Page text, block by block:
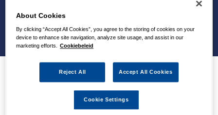
Schadeherstel en
autoreparatie
About Cookies
By clicking “Accept All Cookies”, you agree to the storing of cookies on your
device to enhance site navigation, analyze site usage, and assist in our
marketing efforts.
Cookiebeleid
Reject All Accept All Cookies
Cookie Settings